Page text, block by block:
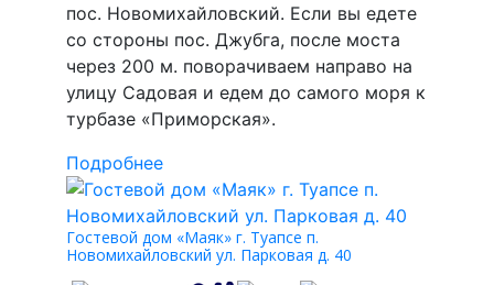
пос. Новомихайловский. Если вы едете
со стороны пос. Джубга, после моста
через 200 м. поворачиваем направо на
улицу Садовая и едем до самого моря к
турбазе «Приморская».
Подробнее
Гостевой дом «Маяк» г. Туапсе п.
Новомихайловский ул. Парковая д. 40